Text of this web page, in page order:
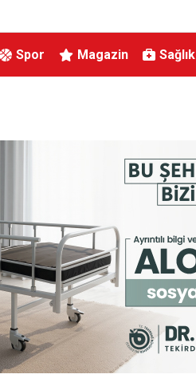
Spor Magazin Sağlık
genişletiliyor